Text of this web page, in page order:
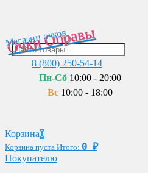
Очки Оправы
Магазин очков
8 (800) 250-54-14
Пн-Сб 10:00 - 20:00
Вс 10:00 - 18:00
Корзина0
Корзина пуста Итого: 0 ₽
Покупателю